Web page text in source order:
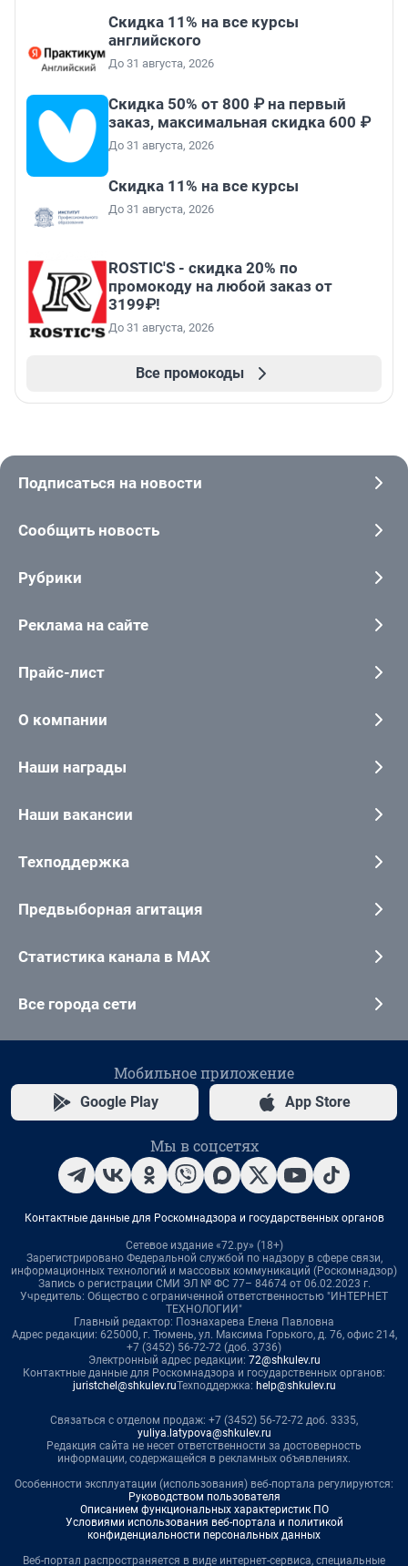
Скидка 11% на все курсы
английского
До 31 августа, 2026
Скидка 50% от 800 ₽ на первый
заказ, максимальная скидка 600 ₽
До 31 августа, 2026
Скидка 11% на все курсы
До 31 августа, 2026
ROSTIC'S - скидка 20% по
промокоду на любой заказ от
3199₽!
До 31 августа, 2026
Все промокоды
Подписаться на новости
Сообщить новость
Рубрики
Реклама на сайте
Прайс-лист
О компании
Наши награды
Наши вакансии
Техподдержка
Предвыборная агитация
Статистика канала в MAX
Все города сети
Мобильное приложение
Google Play App Store
Мы в соцсетях
Контактные данные для Роскомнадзора и государственных органов
Сетевое издание «72.ру» (18+)
Зарегистрировано Федеральной службой по надзору в сфере связи,
информационных технологий и массовых коммуникаций (Роскомнадзор)
Запись о регистрации СМИ ЭЛ № ФС 77– 84674 от 06.02.2023 г.
Учредитель: Общество с ограниченной ответственностью "ИНТЕРНЕТ
ТЕХНОЛОГИИ"
Главный редактор: Познахарева Елена Павловна
Адрес редакции: 625000, г. Тюмень, ул. Максима Горького, д. 76, офис 214,
+7 (3452) 56-72-72 (доб. 3736)
Электронный адрес редакции: 72@shkulev.ru
Контактные данные для Роскомнадзора и государственных органов:
juristchel@shkulev.ruТехподдержка: help@shkulev.ru
Связаться с отделом продаж: +7 (3452) 56-72-72 доб. 3335,
yuliya.latypova@shkulev.ru
Редакция сайта не несет ответственности за достоверность
информации, содержащейся в рекламных объявлениях.
Особенности эксплуатации (использования) веб-портала регулируются:
Руководством пользователя
Описанием функциональных характеристик ПО
Условиями использования веб-портала и политикой
конфиденциальности персональных данных
Веб-портал распространяется в виде интернет-сервиса, специальные